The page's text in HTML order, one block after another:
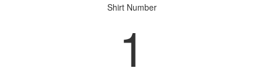
Shirt Number
1